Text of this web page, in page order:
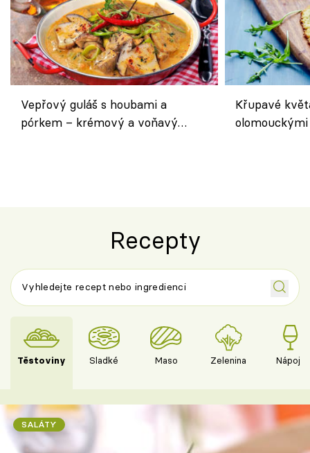
Vepřový guláš s houbami a
pórkem – krémový a voňavý
Křupavé
Recepty
Těstoviny Sladké Maso Zelenina Nápoje
SALÁTY